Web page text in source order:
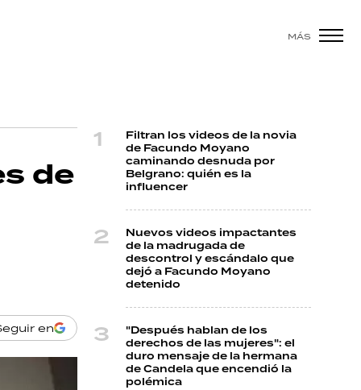
MÁS
de
en
Filtran los videos de la novia
de Facundo Moyano
caminando desnuda por
Belgrano: quién es la
influencer
Nuevos videos impactantes
de la madrugada de
descontrol y escándalo que
dejó a Facundo Moyano
detenido
"Después hablan de los
derechos de las mujeres": el
duro mensaje de la hermana
de Candela que encendió la
polémica